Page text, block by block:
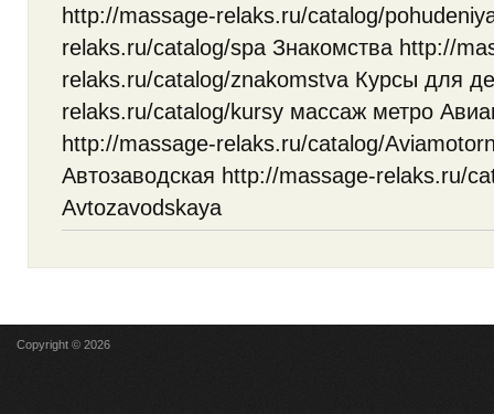
http://massage-relaks.ru/catalog/
relaks.ru/catalog/spa Знакомства http://
relaks.ru/catalog/znakomstva Курсы для
relaks.ru/catalog/kursy массаж метро
http://massage-relaks.ru/catalog/
Автозаводская http://massage-relaks.ru/
Avtozavodskaya
Copyright © 2026